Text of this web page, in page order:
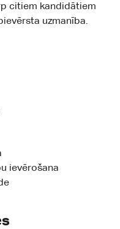
citiem kandidātiem
uzmanība.
ievērošana